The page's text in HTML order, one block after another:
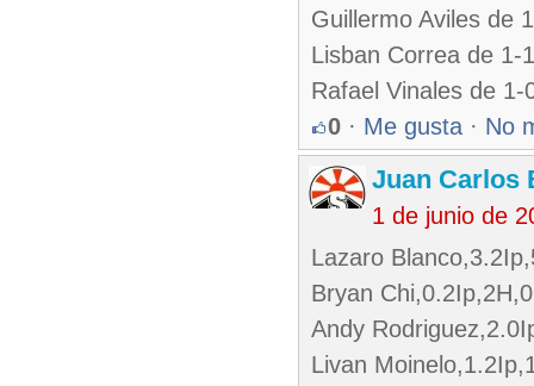
Guillermo Aviles de
Lisban Correa de 1-
Rafael Vinales de 1-
0 · Me gusta · No
Juan Carlos
1 de junio de
Lazaro
Bryan
Andy
Livan